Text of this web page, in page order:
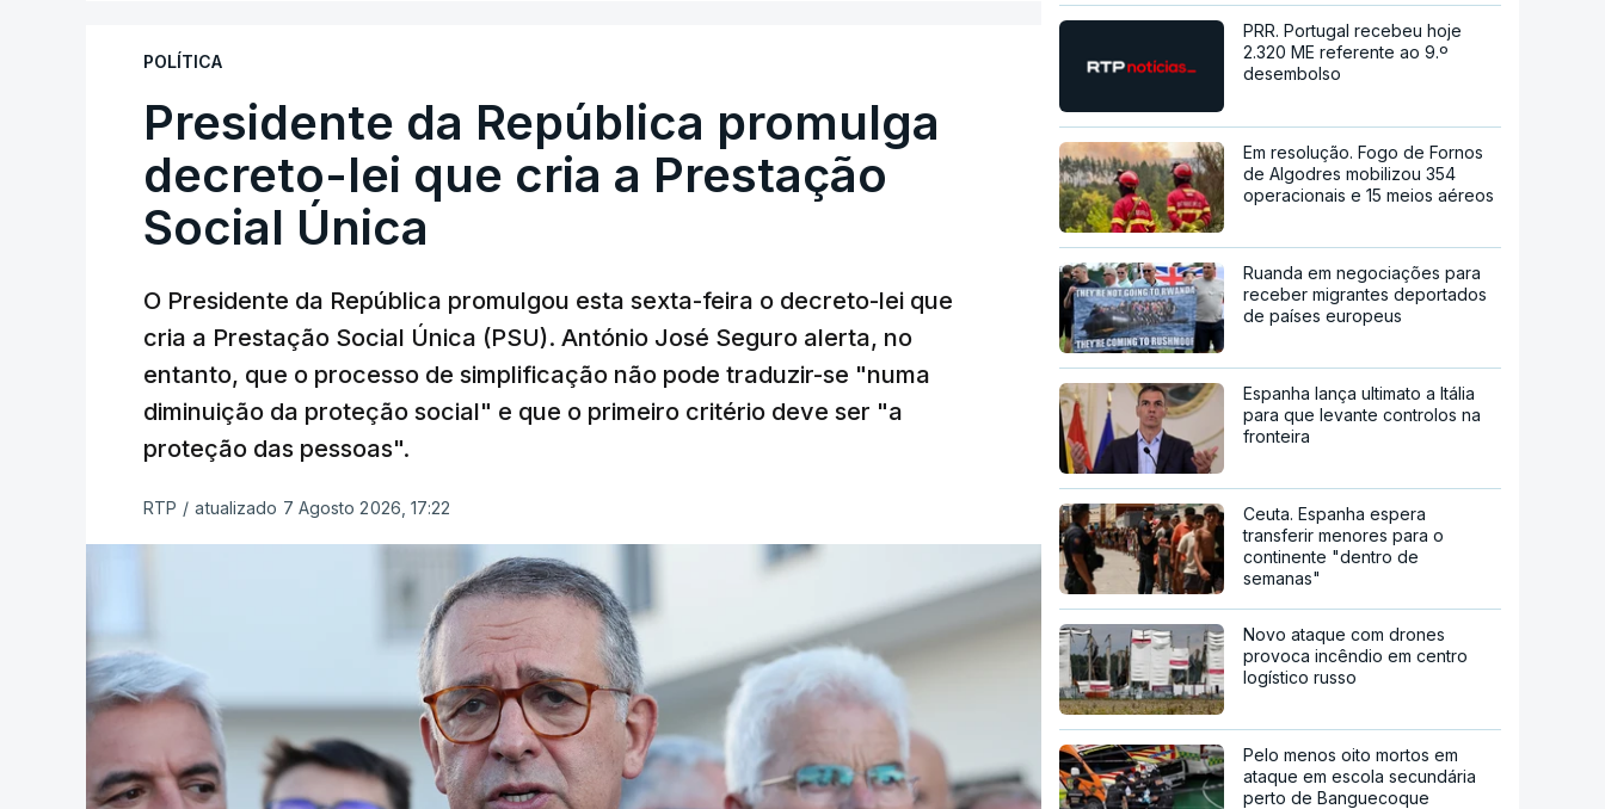
POLÍTICA
Presidente da República promulga
decreto-lei que cria a Prestação
Social Única
O Presidente da República promulgou esta sexta-feira o decreto-lei que
cria a Prestação Social Única (PSU). António José Seguro alerta, no
entanto, que o processo de simplificação não pode traduzir-se "numa
diminuição da proteção social" e que o primeiro critério deve ser "a
proteção das pessoas".
RTP / atualizado 7 Agosto 2026, 17:22
PRR. Portugal recebeu hoje
2.320 ME referente ao 9.º
desembolso
Em resolução. Fogo de Fornos
de Algodres mobilizou 354
operacionais e 15 meios aéreos
Ruanda em negociações para
receber migrantes deportados
de países europeus
Espanha lança ultimato a Itália
para que levante controlos na
fronteira
Ceuta. Espanha espera
transferir menores para o
continente "dentro de
semanas"
Novo ataque com drones
provoca incêndio em centro
logístico russo
Pelo menos oito mortos em
ataque em escola secundária
perto de Banguecoque